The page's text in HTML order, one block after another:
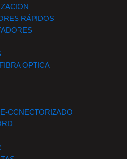
RÁPIDOS
OPTICA
CONECTORIZADO